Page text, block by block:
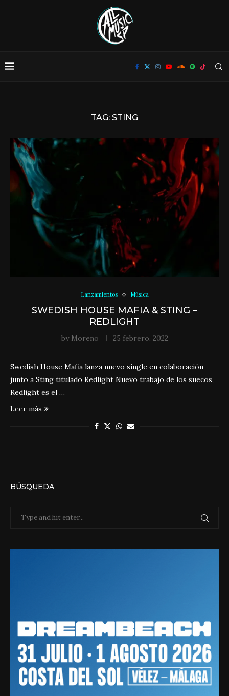
TAG: STING
Lanzamientos Música
SWEDISH HOUSE MAFIA & STING –
REDLIGHT
by Moreno 25 febrero, 2022
Swedish House Mafia lanza nuevo single en colaboración
junto a Sting titulado Redlight Nuevo trabajo de los suecos,
Redlight es el …
Leer más
BÚSQUEDA